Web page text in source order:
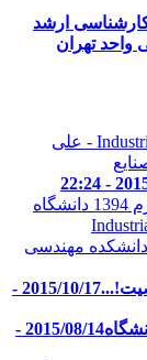
ارشد
واحد تهران
2015/
2015/10/17 -
2015/08/14 -